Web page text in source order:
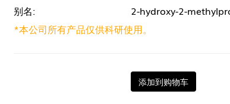
别名:
2-hydroxy-2-
*本公司所有产品仅供科研使用。
添加到购物车